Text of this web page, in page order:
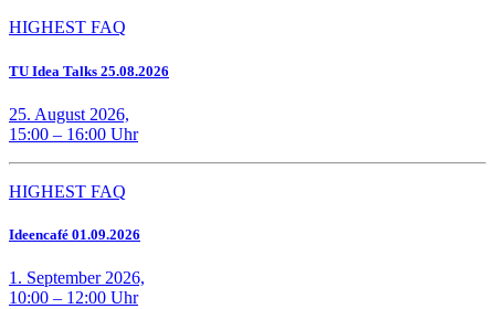
HIGHEST FAQ
TU Idea Talks 25.08.2026
25. August 2026,
15:00 – 16:00 Uhr
HIGHEST FAQ
Ideencafé 01.09.2026
1. September 2026,
10:00 – 12:00 Uhr